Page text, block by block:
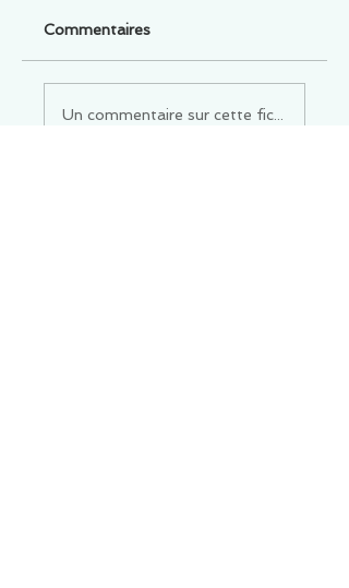
Commentaires
Un commentaire sur cette fiche ou cet